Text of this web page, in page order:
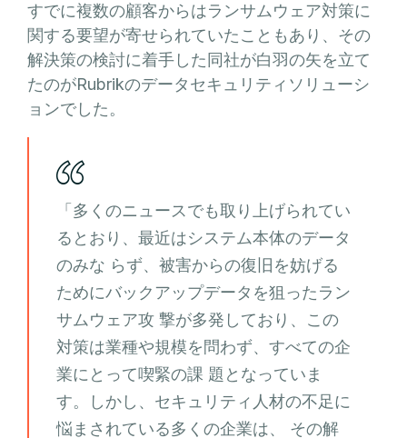
すでに複数の顧客からはランサムウェア対策に
関する要望が寄せられていたこともあり、その
解決策の検討に着手した同社が白羽の矢を立て
たのがRubrikのデータセキュリティソリューシ
ョンでした。
「多くのニュースでも取り上げられてい
るとおり、最近はシステム本体のデータ
のみな らず、被害からの復旧を妨げる
ためにバックアップデータを狙ったラン
サムウェア攻 撃が多発しており、この
対策は業種や規模を問わず、すべての企
業にとって喫緊の課 題となっていま
す。しかし、セキュリティ人材の不足に
悩まされている多くの企業は、 その解